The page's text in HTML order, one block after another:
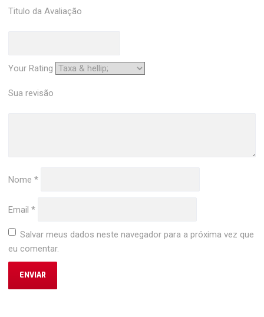
Titulo da Avaliação
Your Rating
Sua revisão
Nome*
Email*
Salvar meus dados neste navegador para a próxima vez que
eu comentar.